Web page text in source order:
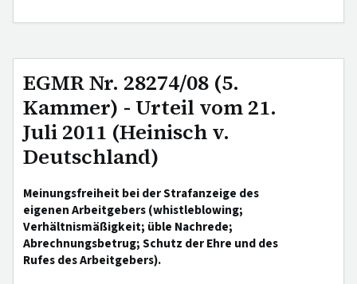
EGMR Nr. 28274/08 (5.
Kammer) - Urteil vom 21.
Juli 2011 (Heinisch v.
Deutschland)
Meinungsfreiheit bei der Strafanzeige des
eigenen Arbeitgebers (whistleblowing;
Verhältnismäßigkeit; üble Nachrede;
Abrechnungsbetrug; Schutz der Ehre und des
Rufes des Arbeitgebers).